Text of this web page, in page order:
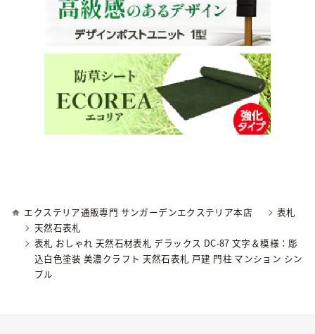
エクステリア通販専門 サンガーデンエクステリア本店
表札
天然石表札
表札 おしゃれ 天然石材表札 デラックス DC-87 文字＆模様：彫
込白色塗装 美濃クラフト 天然石表札 戸建 門柱 マンション シン
プル